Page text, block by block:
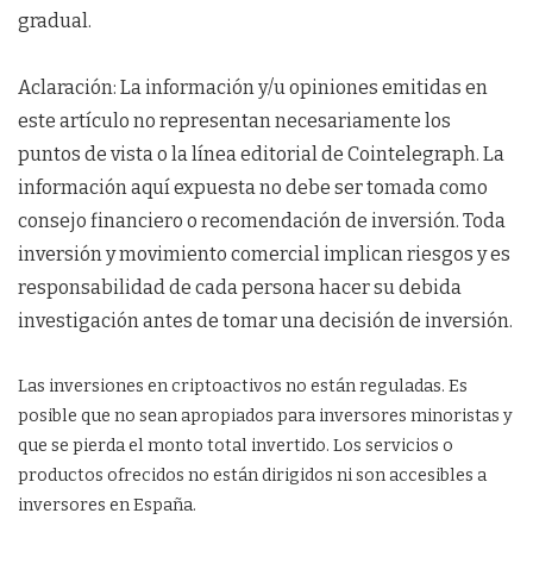
gradual.
Aclaración: La información y/u opiniones emitidas en
este artículo no representan necesariamente los
puntos de vista o la línea editorial de Cointelegraph. La
información aquí expuesta no debe ser tomada como
consejo financiero o recomendación de inversión. Toda
inversión y movimiento comercial implican riesgos y es
responsabilidad de cada persona hacer su debida
investigación antes de tomar una decisión de inversión.
Las inversiones en criptoactivos no están reguladas. Es
posible que no sean apropiados para inversores minoristas y
que se pierda el monto total invertido. Los servicios o
productos ofrecidos no están dirigidos ni son accesibles a
inversores en España.